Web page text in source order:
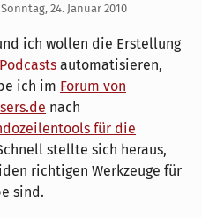
Sonntag, 24. Januar 2010
ich wollen die Erstellung
automatisieren,
ich im Forum von
nach
für die
stellte sich heraus,
richtigen Werkzeuge für
sind.